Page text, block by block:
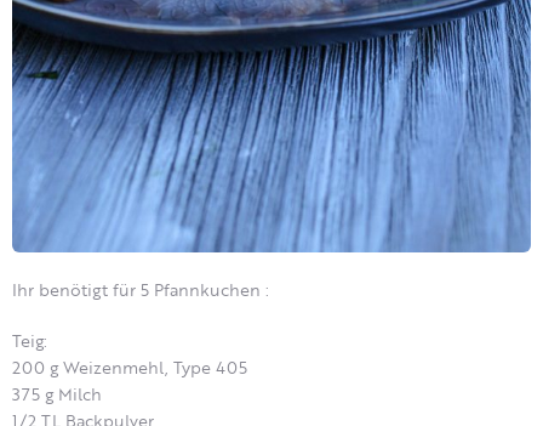
Ihr benötigt für 5 Pfannkuchen :
Teig:
200 g Weizenmehl, Type 405
375 g Milch
1/2 TL Backpulver